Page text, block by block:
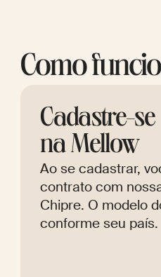
Como
Cadastre-se
na Mellow
Ao se cadastrar,
contrato com
Chipre. O modelo
conforme seu país.